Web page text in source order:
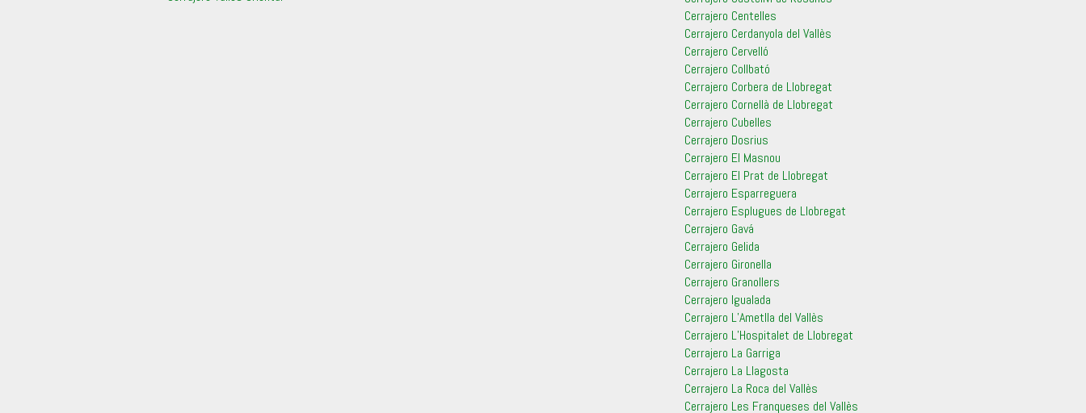
Cerrajero Centelles
Cerrajero Cerdanyola del Vallès
Cerrajero Cervelló
Cerrajero Collbató
Cerrajero Corbera de Llobregat
Cerrajero Cornellà de Llobregat
Cerrajero Cubelles
Cerrajero Dosrius
Cerrajero El Masnou
Cerrajero El Prat de Llobregat
Cerrajero Esparreguera
Cerrajero Esplugues de Llobregat
Cerrajero Gavá
Cerrajero Gelida
Cerrajero Gironella
Cerrajero Granollers
Cerrajero Igualada
Cerrajero L’Ametlla del Vallès
Cerrajero L’Hospitalet de Llobregat
Cerrajero La Garriga
Cerrajero La Llagosta
Cerrajero La Roca del Vallès
Cerrajero Les Franqueses del Vallès